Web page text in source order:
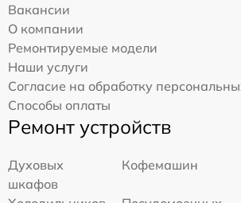
Вакансии
О компании
Ремонтируемые модели
Наши услуги
Согласие на обработку
Способы оплаты
Ремонт устройств
Духовых
шкафов
Кофемашин